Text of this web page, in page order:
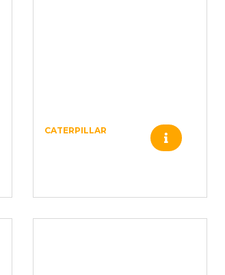
CATERPILLAR